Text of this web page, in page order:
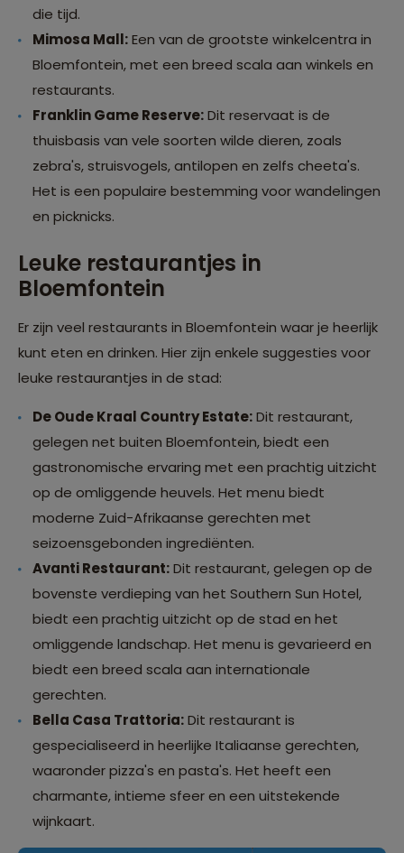
die tijd.
Mimosa Mall:Een van de grootste winkelcentra in
Bloemfontein, met een breed scala aan winkels en
restaurants.
Franklin Game Reserve:Dit reservaat is de
thuisbasis van vele soorten wilde dieren, zoals
zebra's, struisvogels, antilopen en zelfs cheeta's.
Het is een populaire bestemming voor wandelingen
en picknicks.
Leuke restaurantjes in
Bloemfontein
Er zijn veel restaurants in Bloemfontein waar je heerlijk
kunt eten en drinken. Hier zijn enkele suggesties voor
leuke restaurantjes in de stad:
De Oude Kraal Country Estate:Dit restaurant,
gelegen net buiten Bloemfontein, biedt een
gastronomische ervaring met een prachtig uitzicht
op de omliggende heuvels. Het menu biedt
moderne Zuid-Afrikaanse gerechten met
seizoensgebonden ingrediënten.
Avanti Restaurant:Dit restaurant, gelegen op de
bovenste verdieping van het Southern Sun Hotel,
biedt een prachtig uitzicht op de stad en het
omliggende landschap. Het menu is gevarieerd en
biedt een breed scala aan internationale
gerechten.
Bella Casa Trattoria:Dit restaurant is
gespecialiseerd in heerlijke Italiaanse gerechten,
waaronder pizza's en pasta's. Het heeft een
charmante, intieme sfeer en een uitstekende
wijnkaart.